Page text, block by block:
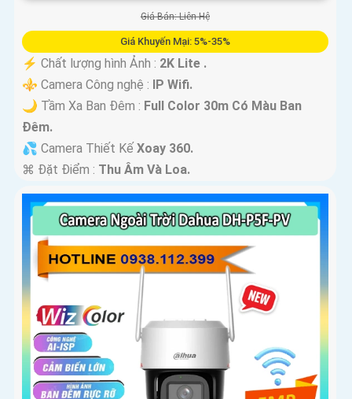
Giá Bán: Liên Hệ
Giá Khuyến Mại: 5%-35%
️⚡ Chất lượng hình Ảnh : 2K Lite .
⚜️ Camera Công nghệ : IP Wifi.
🌙 Tầm Xa Ban Đêm : Full Color 30m Có Màu Ban
Ðêm.
💦 Camera Thiết Kế Xoay 360.
️⌘ Đặt Điểm : Thu Âm Và Loa.